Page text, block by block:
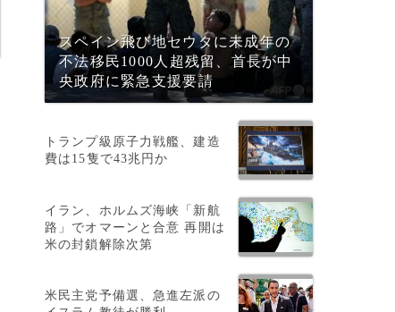
スペイン飛び地セウタに未成年の
不法移民1000人超残留、首長が中
央政府に緊急支援要請
トランプ級原子力戦艦、建造
費は15隻で43兆円か
イラン、ホルムズ海峡「新航
路」でオマーンと合意 再開は
米の封鎖解除次第
米民主党予備選、急進左派の